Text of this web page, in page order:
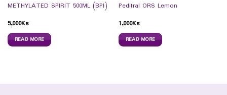
METHYLATED SPIRIT 500ML (BPI)
5,000Ks
READ MORE
Peditral ORS Lemon
1,000Ks
READ MORE